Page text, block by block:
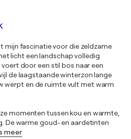
mijn fascinatie voor die zeldzame
licht een landschap volledig
door een stil bos naar een
de laagstaande winterzon lange
werpt en de ruimte vult met warm
momenten tussen kou en warmte,
De warme goud- en aardetinten
meer